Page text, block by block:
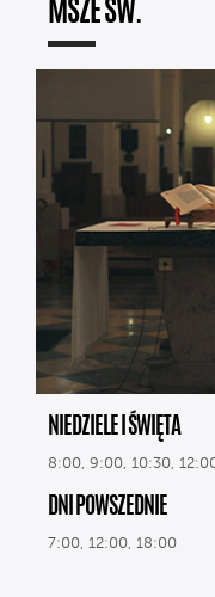
MSZE ŚW.
NIEDZIELE I ŚWIĘTA
8:00, 9:00, 10:30,
DNI POWSZEDNIE
7:00, 12:00, 18:00